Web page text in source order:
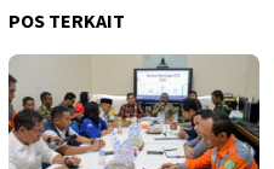
POS TERKAIT